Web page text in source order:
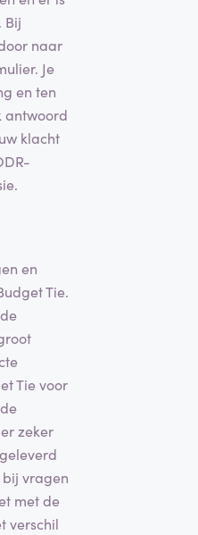
Bij
naar
Je
en ten
antwoord
klacht
en
Tie.
Tie voor
zeker
vragen
met de
verschil